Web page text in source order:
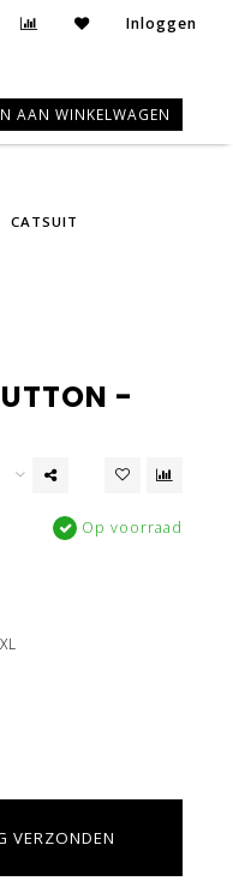
€ 75 Inloggen
0
CATSUIT
AAN WINKELWAGEN
-
Op voorraad
VERZONDEN